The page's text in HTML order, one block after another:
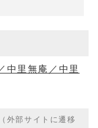
中里無庵／中里
（外部サイトに遷移